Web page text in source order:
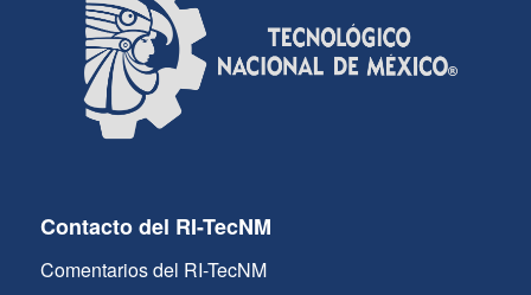
Contacto del RI-TecNM
Comentarios del RI-TecNM